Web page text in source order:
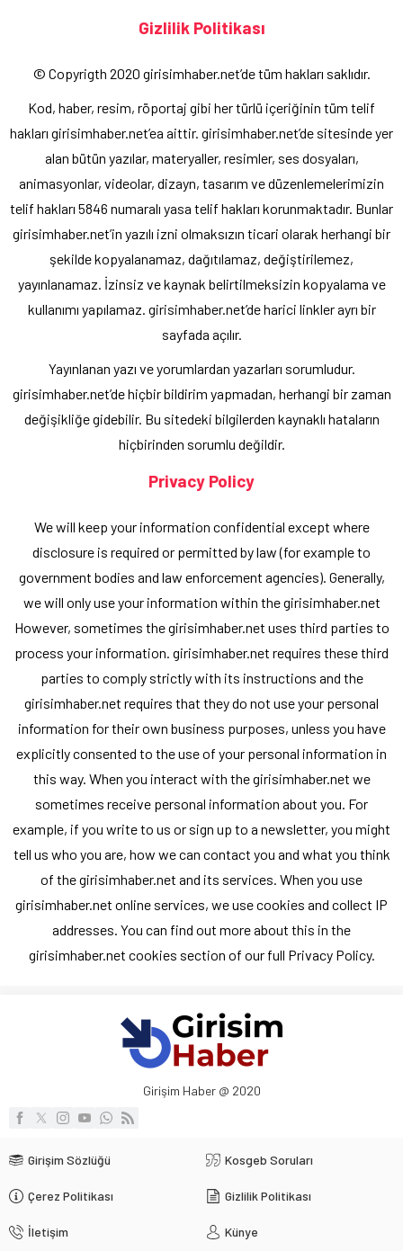
Gizlilik Politikası
© Copyrigth 2020 girisimhaber.net’de tüm hakları saklıdır.
Kod, haber, resim, röportaj gibi her türlü içeriğinin tüm telif
hakları girisimhaber.net’ea aittir. girisimhaber.net’de sitesinde yer
alan bütün yazılar, materyaller, resimler, ses dosyaları,
animasyonlar, videolar, dizayn, tasarım ve düzenlemelerimizin
telif hakları 5846 numaralı yasa telif hakları korunmaktadır. Bunlar
girisimhaber.net’in yazılı izni olmaksızın ticari olarak herhangi bir
şekilde kopyalanamaz, dağıtılamaz, değiştirilemez,
yayınlanamaz. İzinsiz ve kaynak belirtilmeksizin kopyalama ve
kullanımı yapılamaz. girisimhaber.net’de harici linkler ayrı bir
sayfada açılır.
Yayınlanan yazı ve yorumlardan yazarları sorumludur.
girisimhaber.net’de hiçbir bildirim yapmadan, herhangi bir zaman
değişikliğe gidebilir. Bu sitedeki bilgilerden kaynaklı hataların
hiçbirinden sorumlu değildir.
Privacy Policy
We will keep your information confidential except where
disclosure is required or permitted by law (for example to
government bodies and law enforcement agencies). Generally,
we will only use your information within the girisimhaber.net
However, sometimes the girisimhaber.net uses third parties to
process your information. girisimhaber.net requires these third
parties to comply strictly with its instructions and the
girisimhaber.net requires that they do not use your personal
information for their own business purposes, unless you have
explicitly consented to the use of your personal information in
this way. When you interact with the girisimhaber.net we
sometimes receive personal information about you. For
example, if you write to us or sign up to a newsletter, you might
tell us who you are, how we can contact you and what you think
of the girisimhaber.net and its services. When you use
girisimhaber.net online services, we use cookies and collect IP
addresses. You can find out more about this in the
girisimhaber.net cookies section of our full Privacy Policy.
Girişim Haber @ 2020
Girişim Sözlüğü Kosgeb Soruları
Çerez Politikası Gizlilik Politikası
İletişim Künye